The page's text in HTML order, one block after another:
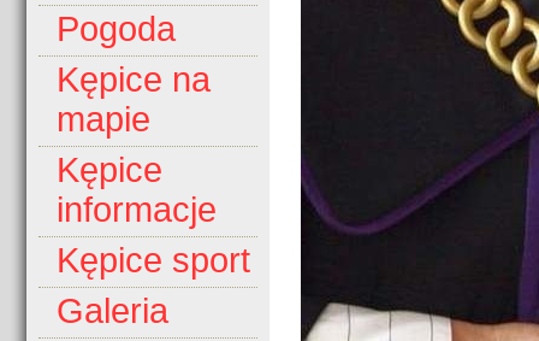
Pogoda
Kępice na
mapie
Kępice
informacje
Kępice sport
Galeria